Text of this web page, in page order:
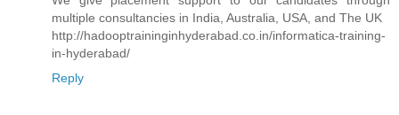
multiple consultancies in India, Australia, USA, and The UK
http://hadooptraininginhyderabad.co.in/informatica-training-
in-hyderabad/
Reply